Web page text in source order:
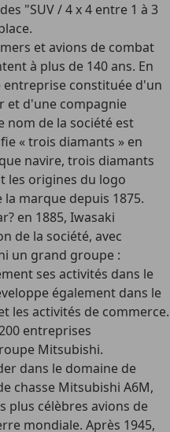
"SUV / 4 x 4 entre 1 à 3
et avions de combat
à plus de 140 ans. En
entreprise constituée d'un
et d'une compagnie
nom de la société est
« trois diamants » en
navire, trois diamants
les origines du logo
marque depuis 1875.
en 1885, Iwasaki
de la société, avec
un grand groupe :
ses activités dans le
également dans le
les activités de commerce.
entreprises
Mitsubishi.
dans le domaine de
chasse Mitsubishi A6M,
plus célèbres avions de
mondiale. Après 1945,